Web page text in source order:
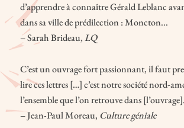
d’apprendre à connaître Gérald Leblanc
dans sa ville de prédilection : Moncton...
– Sarah Brideau,LQ
C’est un ouvrage fort passionnant, il faut
lire ces lettres […] c’est notre société nord-
l’ensemble que l’on retrouve dans [l’ouvrage].
– Jean-Paul Moreau, Culture géniale